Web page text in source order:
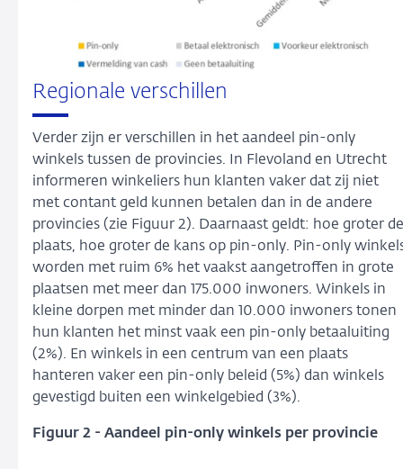
Regionale verschillen
Verder zijn er verschillen in het aandeel pin-only
winkels tussen de provincies. In Flevoland en Utrecht
informeren winkeliers hun klanten vaker dat zij niet
met contant geld kunnen betalen dan in de andere
provincies (zie Figuur 2). Daarnaast geldt: hoe groter de
plaats, hoe groter de kans op pin-only. Pin-only
worden met ruim 6% het vaakst aangetroffen in grote
plaatsen met meer dan 175.000 inwoners. Winkels in
kleine dorpen met minder dan 10.000 inwoners tonen
hun klanten het minst vaak een pin-only betaaluiting
(2%). En winkels in een centrum van een plaats
hanteren vaker een pin-only beleid (5%) dan winkels
gevestigd buiten een winkelgebied (3%).
Figuur 2 - Aandeel pin-only winkels per provincie